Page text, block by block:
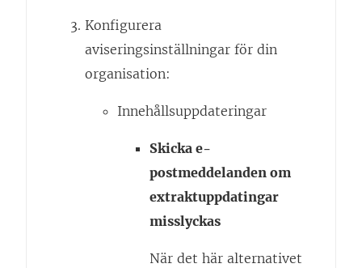
Konfigurera
aviseringsinställningar för din
organisation:
Innehållsuppdateringar
Skicka e-
postmeddelanden om
extraktuppdatingar
misslyckas
När det här alternativet